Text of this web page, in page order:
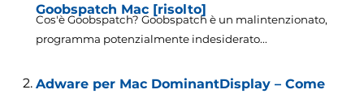
Goobspatch Mac [risolto]
Cos'è Goobspatch? Goobspatch è un malintenzionato,
programma potenzialmente indesiderato...
Adware per Mac DominantDisplay – Come